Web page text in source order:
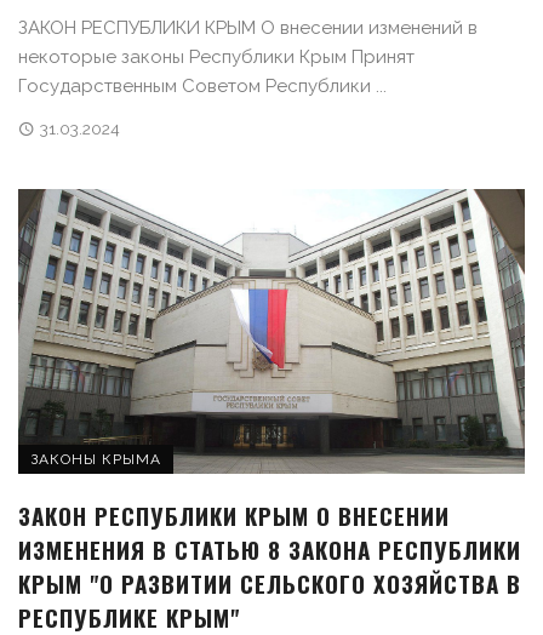
ЗАКОН РЕСПУБЛИКИ КРЫМ О внесении изменений в
некоторые законы Республики Крым Принят
Государственным Советом Республики ...
31.03.2024
ЗАКОНЫ КРЫМА
ЗАКОН РЕСПУБЛИКИ КРЫМ О ВНЕСЕНИИ
ИЗМЕНЕНИЯ В СТАТЬЮ 8 ЗАКОНА РЕСПУБЛИКИ
КРЫМ "О РАЗВИТИИ СЕЛЬСКОГО ХОЗЯЙСТВА В
РЕСПУБЛИКЕ КРЫМ"